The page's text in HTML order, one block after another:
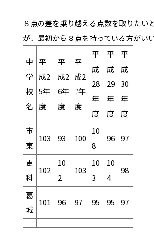
８点の差を乗り越える点数を取りたい
が、最初から８点を持っている方がい
中
学
校
名
平
成2
5年
度
平
成2
6年
度
平
成2
7年
度
平
成
28
年
度
平
成
29
年
度
平
成
30
年
度
市
東
103 93 100
10
8
96 97
更
科
102
10
2
103
10
3
10
4
98
葛
城
101 96 97 95 95 97